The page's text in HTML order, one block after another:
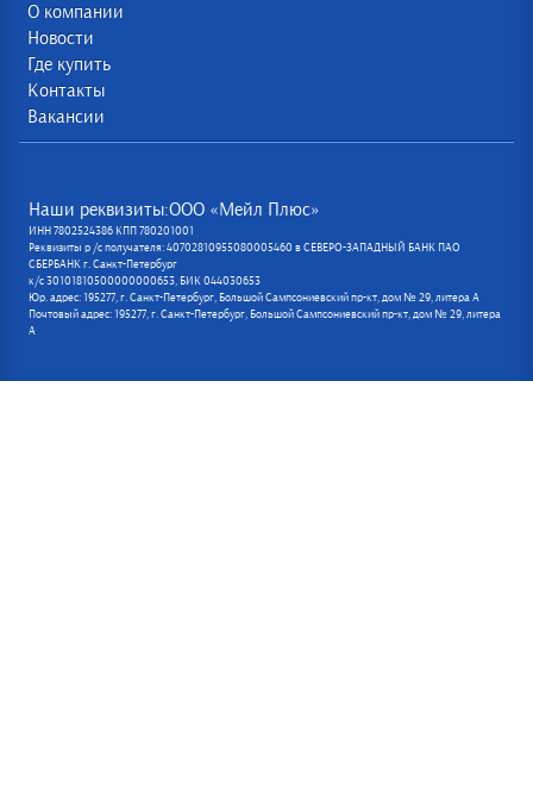
О компании
Новости
Где купить
Контакты
Вакансии
Наши реквизиты:ООО «Мейл Плюс»
ИНН 7802524386 КПП 780201001
Реквизиты р /с получателя: 40702810955080005460 в СЕВЕРО-ЗАПАДНЫЙ БАНК ПАО
СБЕРБАНК г. Санкт-Петербург
к/с 30101810500000000653, БИК 044030653
Юр. адрес: 195277, г. Санкт-Петербург, Большой Сампсониевский пр-кт, дом № 29, литера А
Почтовый адрес: 195277, г. Санкт-Петербург, Большой Сампсониевский пр-кт, дом № 29, литера
А